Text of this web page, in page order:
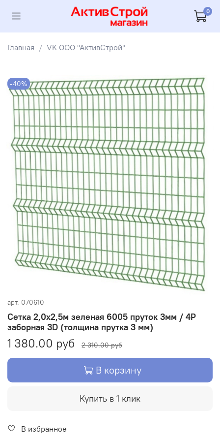
0
Главная VK ООО "АктивСтрой"
-40%
арт. 070610
Сетка 2,0х2,5м зеленая 6005 пруток 3мм / 4Р
заборная 3D (толщина прутка 3 мм)
1 380.00 руб 2 310.00 руб
В корзину
Купить в 1 клик
В избранное